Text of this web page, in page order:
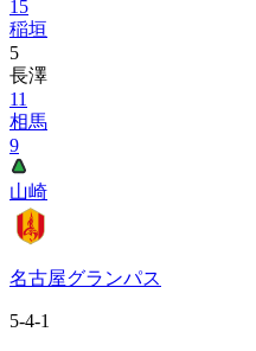
15
稲垣
5
長澤
11
相馬
9
山崎
名古屋グランパス
5-4-1